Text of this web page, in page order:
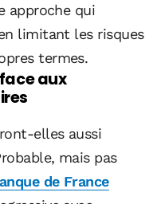
approche qui
limitant les risques
termes.
aux
elles aussi
mais pas
de France